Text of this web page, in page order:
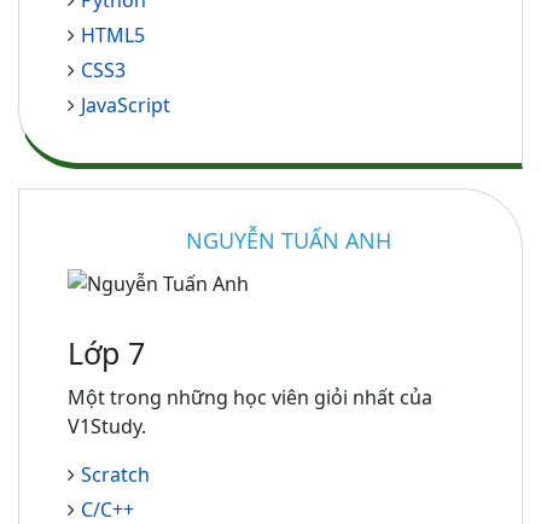
HTML5
CSS3
JavaScript
NGUYỄN TUẤN ANH
Lớp 7
Một trong những học viên giỏi nhất của
V1Study.
Scratch
C/C++